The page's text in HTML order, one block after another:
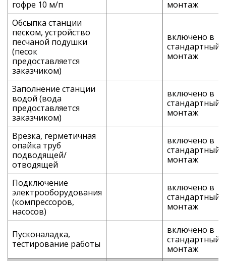
гофре 10 м/п
монтаж
Обсыпка станции
песком, устройство
песчаной подушки
(песок
предоставляется
заказчиком)
включено в
стандартный
монтаж
Заполнение станции
водой (вода
предоставляется
заказчиком)
включено в
стандартный
монтаж
Врезка, герметичная
опайка труб
подводящей/
отводящей
включено в
стандартный
монтаж
Подключение
электрооборудования
(компрессоров,
насосов)
включено в
стандартный
монтаж
Пусконаладка,
тестирование работы
включено в
стандартный
монтаж